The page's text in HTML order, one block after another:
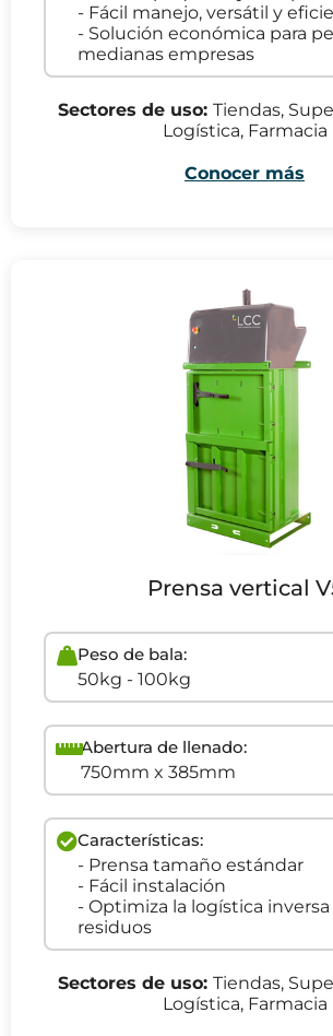
- Fácil manejo, versátil y
- Solución económica para
medianas empresas
Sectores de uso: Tiendas,
Logística, Farmacia
Conocer más
Prensa vertical
Peso de bala:
50kg - 100kg
Abertura de llenado:
750mm x 385mm
Características:
- Prensa tamaño estándar
- Fácil instalación
- Optimiza la logística inversa
residuos
Sectores de uso: Tiendas,
Logística, Farmacia